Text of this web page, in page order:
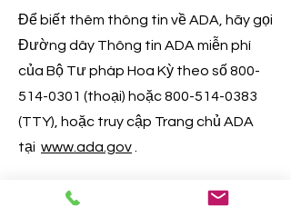
Để biết thêm thông tin về ADA, hãy gọi
Đường dây Thông tin ADA miễn phí
của Bộ Tư pháp Hoa Kỳ theo số800-
514-0301 (thoại) hoặc800-514-0383
(TTY), hoặc truy cập Trang chủ ADA
tại www.ada.gov
Chính sách ADA của Tòa án Quận